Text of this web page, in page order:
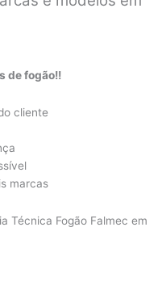
de fogão!!
cliente
marcas
Técnica Fogão Falmec em